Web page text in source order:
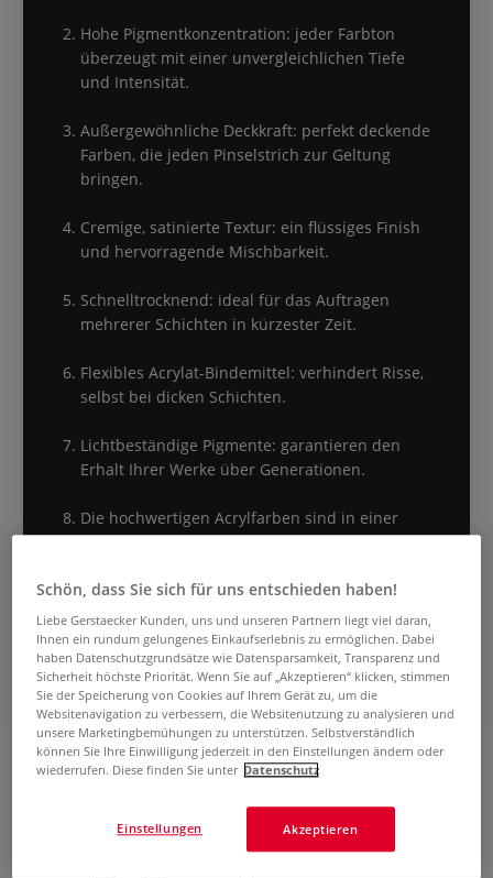
Hohe Pigmentkonzentration: jeder Farbton
überzeugt mit einer unvergleichlichen Tiefe
und Intensität.
Außergewöhnliche Deckkraft: perfekt deckende
Farben, die jeden Pinselstrich zur Geltung
bringen.
Cremige, satinierte Textur: ein flüssiges Finish
und hervorragende Mischbarkeit.
Schnelltrocknend: ideal für das Auftragen
mehrerer Schichten in kürzester Zeit.
Flexibles Acrylat-Bindemittel: verhindert Risse,
selbst bei dicken Schichten.
Lichtbeständige Pigmente: garantieren den
Erhalt Ihrer Werke über Generationen.
Die hochwertigen Acrylfarben sind in einer
ausgewogenen Farbpalette erhältlich, inklusive
Sonderfarbtöne.
zum Testbericht
Schön, dass Sie sich für uns entschieden haben!
Liebe Gerstaecker Kunden, uns und unseren Partnern liegt viel daran,
Ihnen ein rundum gelungenes Einkaufserlebnis zu ermöglichen. Dabei
haben Datenschutzgrundsätze wie Datensparsamkeit, Transparenz und
Sicherheit höchste Priorität. Wenn Sie auf „Akzeptieren“ klicken, stimmen
Sie der Speicherung von Cookies auf Ihrem Gerät zu, um die
Websitenavigation zu verbessern, die Websitenutzung zu analysieren und
unsere Marketingbemühungen zu unterstützen. Selbstverständlich
können Sie Ihre Einwilligung jederzeit in den Einstellungen ändern oder
wiederrufen. Diese finden Sie unter Datenschutz
Akzeptieren
Einstellungen